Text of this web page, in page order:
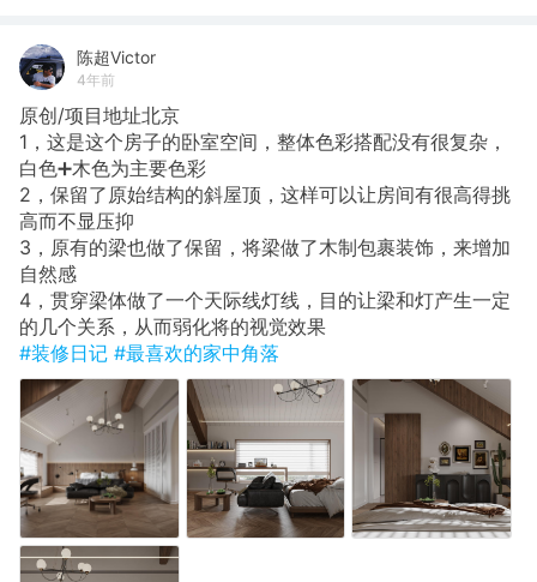
陈超Victor
4年前
原创/项目地址北京
1，这是这个房子的卧室空间，整体色彩搭配没有很复杂，
白色➕木色为主要色彩
2，保留了原始结构的斜屋顶，这样可以让房间有很高得挑
高而不显压抑
3，原有的梁也做了保留，将梁做了木制包裹装饰，来增加
自然感
4，贯穿梁体做了一个天际线灯线，目的让梁和灯产生一定
的几个关系，从而弱化将的视觉效果
#装修日记 #最喜欢的家中角落